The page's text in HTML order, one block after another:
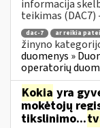
informacija
teikimas (DAC7)
dac-7 ar reikia
žinyno
duomenys »
operatorių
Kokia yra
mokėtojų
tikslinimo...